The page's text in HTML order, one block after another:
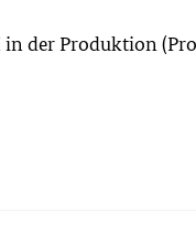
der Produktion